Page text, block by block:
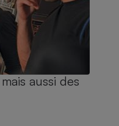
aussi des